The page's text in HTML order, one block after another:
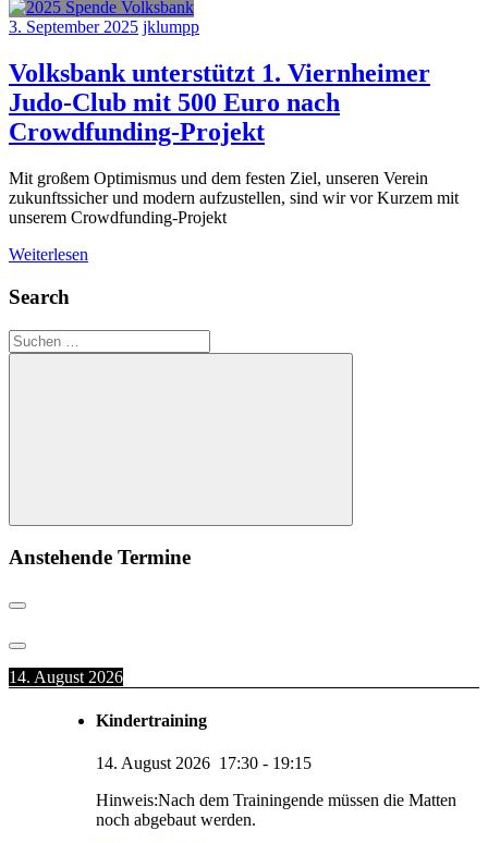
3. September 2025 jklumpp
Volksbank unterstützt 1. Viernheimer
Judo-Club mit 500 Euro nach
Crowdfunding-Projekt
Mit großem Optimismus und dem festen Ziel, unseren Verein
zukunftssicher und modern aufzustellen, sind wir vor Kurzem mit
unserem Crowdfunding-Projekt
Weiterlesen
Search
Suchen
nach:
Suchen
Anstehende Termine
14. August 2026
Kindertraining
14. August 2026 17:30 - 19:15
Hinweis:Nach dem Trainingende müssen die Matten
noch abgebaut werden.